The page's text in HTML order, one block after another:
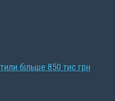
більше 850 тис грн